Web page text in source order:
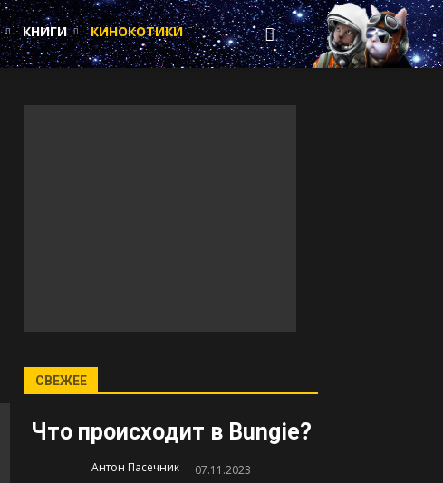
КНИГИ КИНОКОТИКИ
СВЕЖЕЕ
Что происходит в Bungie?
Антон Пасечник - 07.11.2023